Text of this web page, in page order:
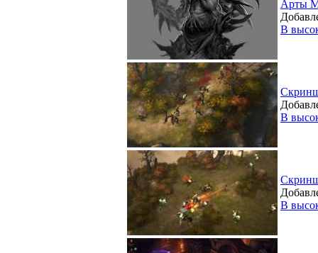
Арты
В
В
В